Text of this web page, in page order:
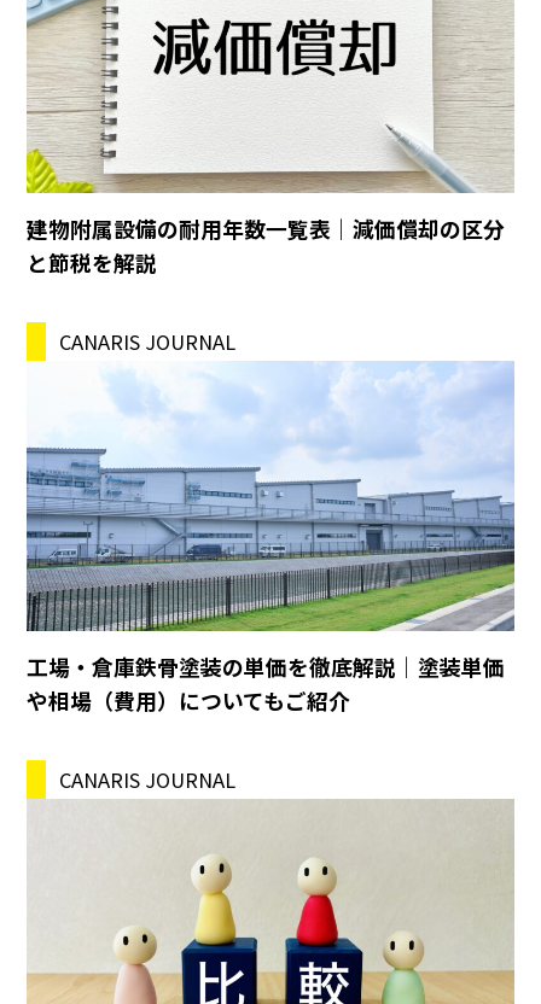
建物附属設備の耐用年数一覧表｜減価償却の区分
と節税を解説
CANARIS JOURNAL
工場・倉庫鉄骨塗装の単価を徹底解説｜塗装単価
や相場（費用）についてもご紹介
CANARIS JOURNAL